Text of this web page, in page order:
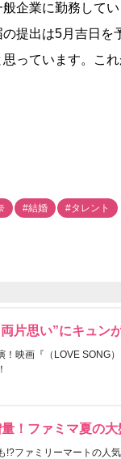
企業に勤務して
提出は5月吉日
っています。こ
#結婚 #タレント
片思い”にキュン
！映画『（LOVE SONG
！ファミマ夏の
!?ファミリーマートの人